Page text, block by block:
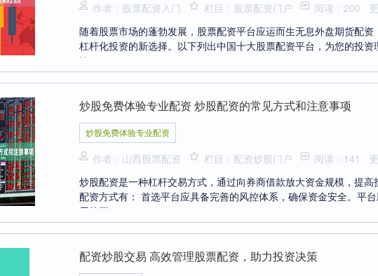
作者：股票配资入门 栏目：股票配资门户 阅读：200
随着股票市场的蓬勃发展，股票配资平台应运而生无息外盘期货配资
杠杆化投资的新选择。以下列出中国十大股票配资平台，为您的投资
**....
炒股免费体验专业配资 炒股配资的常见方式和注意事项
炒股免费体验专业配资
作者：山西股票配资 栏目：配资炒股门户 阅读：141
炒股配资是一种杠杆交易方式，通过向券商借款放大资金规模，提高
配资方式有： 首选平台应具备完善的风控体系，确保资金安全。平
用第三....
配资炒股交易 高效管理股票配资，助力投资决策